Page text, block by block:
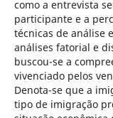
como a entrevista
participante e a
técnicas de análise
análises fatorial e
buscou-se a
vivenciado pelos
Denota-se que a
tipo de imigração